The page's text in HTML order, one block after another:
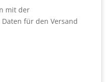
mit der
für den Versand